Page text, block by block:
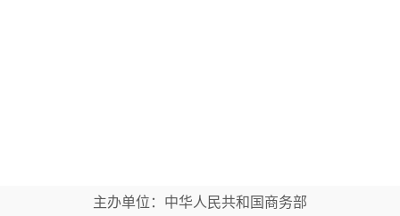
主办单位：中华人民共和国商务部